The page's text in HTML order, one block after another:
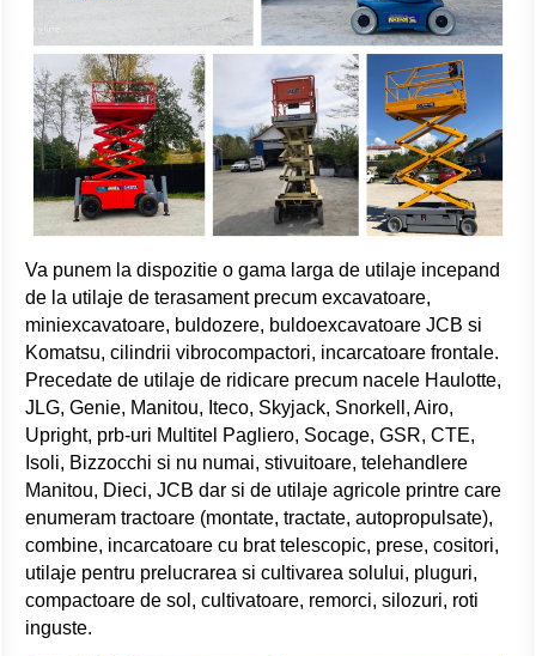
Va punem la dispozitie o gama larga de utilaje incepand
de la utilaje de terasament precum excavatoare,
miniexcavatoare, buldozere, buldoexcavatoare JCB si
Komatsu, cilindrii vibrocompactori, incarcatoare frontale.
Precedate de utilaje de ridicare precum nacele Haulotte,
JLG, Genie, Manitou, Iteco, Skyjack, Snorkell, Airo,
Upright, prb-uri Multitel Pagliero, Socage, GSR, CTE,
Isoli, Bizzocchi si nu numai, stivuitoare, telehandlere
Manitou, Dieci, JCB dar si de utilaje agricole printre care
enumeram tractoare (montate, tractate, autopropulsate),
combine, incarcatoare cu brat telescopic, prese, cositori,
utilaje pentru prelucrarea si cultivarea solului, pluguri,
compactoare de sol, cultivatoare, remorci, silozuri, roti
inguste.